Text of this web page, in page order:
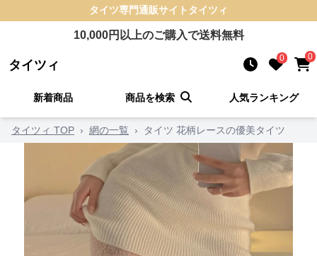
タイツ専門通販サイト タイツィ
10,000円以上のご購入で送料無料
タイツィ 0 0
新着商品 商品を検索 人気ランキング
タイツィ TOP › 網の一覧 › タイツ 花柄レースの優美タイツ